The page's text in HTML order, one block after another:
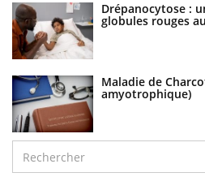
Drépanocytose :
globules rouges
Maladie de
amyotrophique)